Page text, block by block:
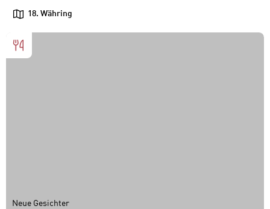
18. Währing
Neue Gesichter